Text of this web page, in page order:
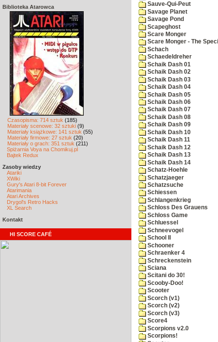
Biblioteka Atarowca
Czasopisma: 714 sztuk (185)
Materiały scenowe: 32 sztuki (9)
Materiały książkowe: 141 sztuk (55)
Materiały firmowe: 27 sztuk (20)
Materiały o grach: 351 sztuk (211)
Spiżarnia Voya na Chomikuj.pl
Bajtek Redux
Zasoby wiedzy
Atariki
XWiki
Gury's Atari 8-bit Forever
Atarimania
Atari Archives
Drygol's Retro Hacks
XL Search
Kontakt
HI SCORE CAFÉ
Sauve-Qui-Peut
Savage Planet
Savage Pond
Scapeghost
Scare Monger
Scare Monger - The
Schach
Schaedeldreher
Schaik Dash 01
Schaik Dash 02
Schaik Dash 03
Schaik Dash 04
Schaik Dash 05
Schaik Dash 06
Schaik Dash 07
Schaik Dash 08
Schaik Dash 09
Schaik Dash 10
Schaik Dash 11
Schaik Dash 12
Schaik Dash 13
Schaik Dash 14
Schatz-Hoehle
Schatzjaeger
Schatzsuche
Schiessen
Schlangenkrieg
Schloss Des Grauens
Schloss Game
Schluessel
Schneevogel
School II
Schooner
Schraenker 4
Schreckenstein
Sciana
Scitani do 30!
Scooby-Doo!
Scooter
Scorch (v1)
Scorch (v2)
Scorch (v3)
Score4
Scorpions v2.0
Scorpions!